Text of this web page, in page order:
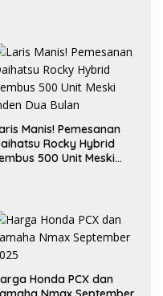
Manis! Pemesanan
Rocky Hybrid
500 Unit Meski
Honda PCX dan